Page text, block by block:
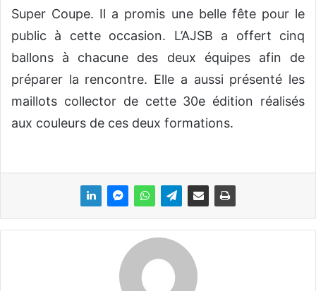
Super Coupe. Il a promis une belle fête pour le
public à cette occasion. L’AJSB a offert cinq
ballons à chacune des deux équipes afin de
préparer la rencontre. Elle a aussi présenté les
maillots collector de cette 30e édition réalisés
aux couleurs de ces deux formations.